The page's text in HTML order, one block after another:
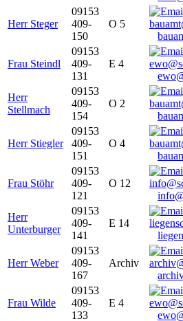
Herr Steger
09153
409-
150
O 5
Frau Steindl
09153
409-
131
E 4
Herr
Stellmach
09153
409-
154
O 2
Herr Stiegler
09153
409-
151
O 4
Frau Stöhr
09153
409-
121
O 12
Herr
Unterburger
09153
409-
141
E 14
Herr Weber
09153
409-
167
Archiv
Frau Wilde
09153
409-
133
E 4